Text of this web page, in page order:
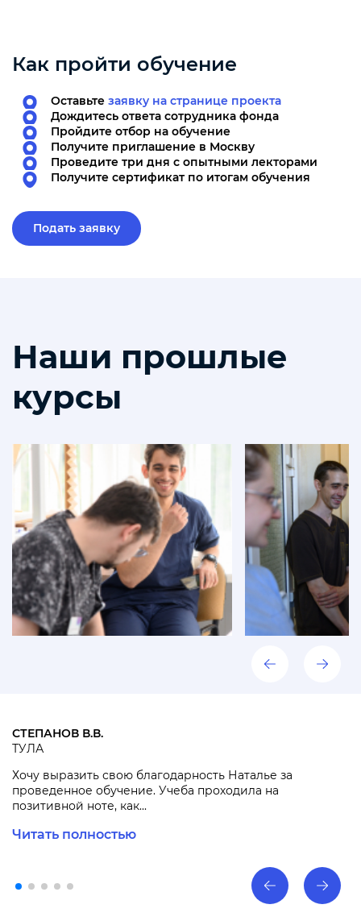
Как пройти обучение
Оставьте заявку на странице проекта
Дождитесь ответа сотрудника фонда
Пройдите отбор на обучение
Получите приглашение в Москву
Проведите три дня с опытными лекторами
Получите сертификат по итогам обучения
Подать заявку
Наши прошлые
курсы
СТЕПАНОВ В.В.
ТУЛА
Хочу выразить свою благодарность Наталье за
проведенное обучение. Учеба проходила на
позитивной ноте, как...
Читать полностью